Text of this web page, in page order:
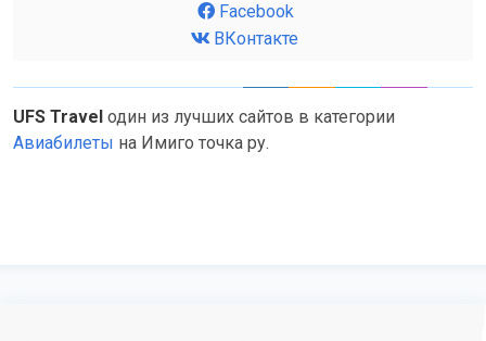
Facebook
ВКонтакте
UFS Travel один из лучших сайтов в категории
Авиабилеты на Имиго точка ру.